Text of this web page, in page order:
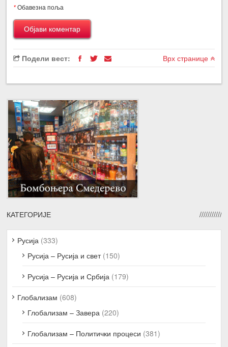
*Обавезна поља
Подели вест: Врх странице
КАТЕГОРИЈЕ
Русија (333)
Русија – Русија и свет(150)
Русија – Русија и Србија (179)
Глобализам (608)
Глобализам – Завера (220)
Глобализам – Политички процеси (381)